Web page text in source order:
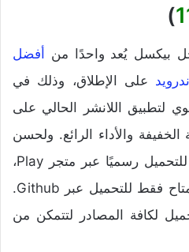
)
بيكسل يُعد واحدًا من
أفضل
على الإطلاق، وذلك في
لتطبيق اللانشر الحالي على
والأداء الرائع. ولحسن
الحظ، التطبيق متاح للفعل للتحميل رسميًا عبر متجر Play،
بينما تطبيق Pixel Bridge متاح فقط للتحميل عبر Github.
لكافة المصادر لتتمكن من